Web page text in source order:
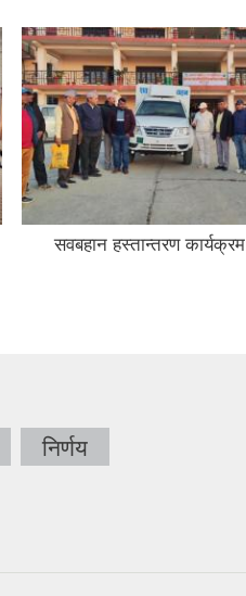
सवबहान हस्तान्तरण कार्यक्रम
निर्णय